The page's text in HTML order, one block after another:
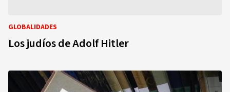
GLOBALIDADES
Los judíos de Adolf Hitler